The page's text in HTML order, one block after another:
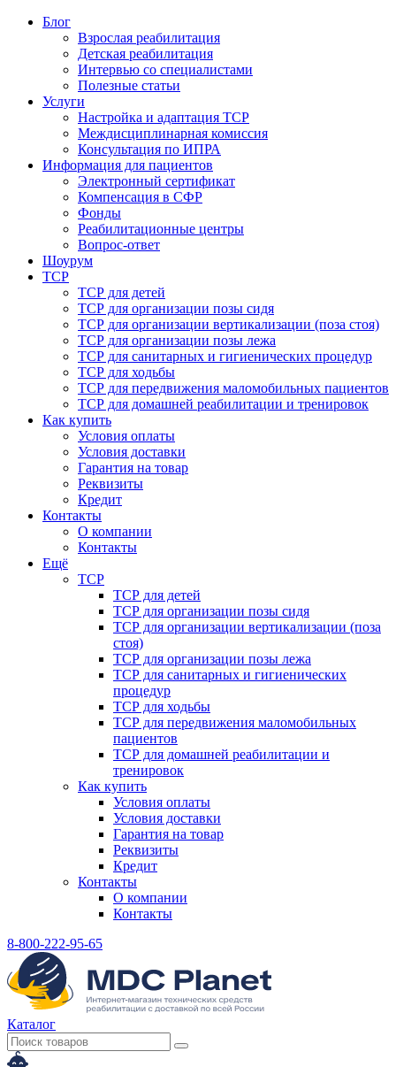
Блог
Взрослая реабилитация
Детская реабилитация
Интервью со специалистами
Полезные статьи
Услуги
Настройка и адаптация ТСР
Междисциплинарная комиссия
Консультация по ИПРА
Информация для пациентов
Электронный сертификат
Компенсация в СФР
Фонды
Реабилитационные центры
Вопрос-ответ
Шоурум
ТСР
ТСР для детей
ТСР для организации позы сидя
ТСР для организации вертикализации (поза стоя)
ТСР для организации позы лежа
ТСР для санитарных и гигиенических процедур
ТСР для ходьбы
ТСР для передвижения маломобильных пациентов
ТСР для домашней реабилитации и тренировок
Как купить
Условия оплаты
Условия доставки
Гарантия на товар
Реквизиты
Кредит
Контакты
О компании
Контакты
Ещё
ТСР
ТСР для детей
ТСР для организации позы сидя
ТСР для организации вертикализации (поза
стоя)
ТСР для организации позы лежа
ТСР для санитарных и гигиенических
процедур
ТСР для ходьбы
ТСР для передвижения маломобильных
пациентов
ТСР для домашней реабилитации и
тренировок
Как купить
Условия оплаты
Условия доставки
Гарантия на товар
Реквизиты
Кредит
Контакты
О компании
Контакты
8-800-222-95-65
Каталог